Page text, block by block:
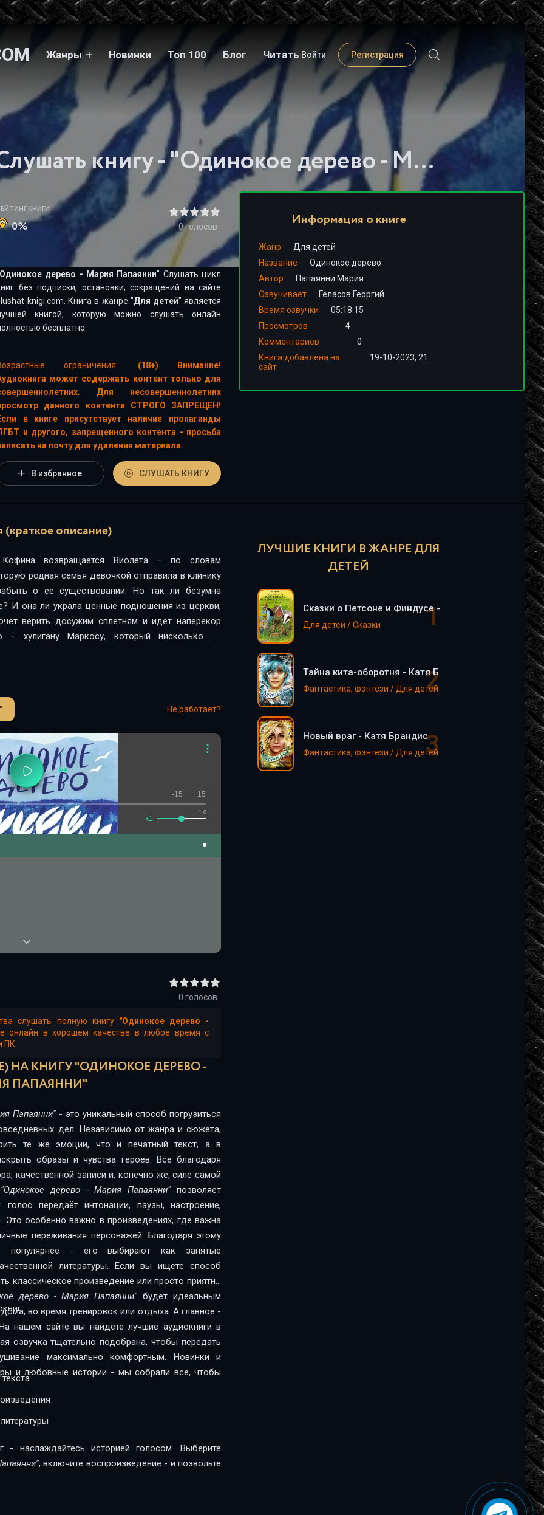
Жанры Новинки Топ 100 Блог Читать Войти Регистрация
Слушать книгу - "Одинокое дерево - Мария Папаянни"
КНИГИ
0% 0голосов
Одинокое дерево - Мария Папаянни" Слушать цикл
без подписки, остановки, сокращений на сайте
knigi.com. Книга в жанре "Для детей" является
книгой, которую можно слушать онлайн
бесплатно.
ограничения:
(18+) Внимание!
может содержать контент только для
Для несовершеннолетних
данного контента СТРОГО ЗАПРЕЩЕН!
в книге присутствует наличие пропаганды
и другого, запрещенного контента - просьба
на почту для удаления материала.
В избранное СЛУШАТЬ КНИГУ
Информация о книге
Жанр
Для детей
Название
Одинокое дерево
Автор
Папаянни Мария
Озвучивает
Геласов Георгий
Время озвучки
05:18:15
Просмотров
4
Комментариев
0
Книга добавлена на
сайт
описание)
возвращается Виолета – по словам
родная семья девочкой отправила в клинику
о ее существовании. Но так ли безумна
И она ли украла ценные подношения из церкви,
верить досужим сплетням и идет наперекор
хулигану Маркосу, который нисколько не
правда, и твердо намерен вывести ее на чистую
в известном и заметном московском театре;
театра «Мастерская Петра Фоменко» Ивана
загадкой…Мария Папаянни (род. в 1964 г.) –
детей и подростков. В 2020 году ее повесть
на международную литературную премию имени
Не работает?
1.0
x1
-15 +15
0 голосов
слушать полную книгу "Одинокое дерево -
онлайн в хорошем качестве в любое время с
ПК.
НА КНИГУ "ОДИНОКОЕ ДЕРЕВО -
ПАПАЯННИ"
Папаянни"- это уникальный способ погрузиться
дел. Независимо от жанра и сюжета,
те же эмоции, что и печатный текст, а в
образы и чувства героев. Всё благодаря
качественной записи и, конечно же, силе самой
"Одинокое дерево - Мария Папаянни" позволяет
передаёт интонации, паузы, настроение,
Это особенно важно в произведениях, где важна
переживания персонажей. Благодаря этому
популярнее - его выбирают как занятые
Если вы ищете способ
классическое произведение или просто приятно
дерево - Мария Папаянни" будет идеальным
во время тренировок или отдыха. А главное -
нашем сайте вы найдёте лучшие аудиокниги в
озвучка тщательно подобрана, чтобы передать
максимально комфортным. Новинки и
и любовные истории - мы собрали всё, чтобы
- наслаждайтесь историей голосом. Выберите
, включите воспроизведение - и позвольте
ЛУЧШИЕ КНИГИ В ЖАНРЕ ДЛЯ
ДЕТЕЙ
Сказки о Петсоне и Финдусе - Свен Нурдквист
Для детей / Сказки
Тайна кита-оборотня - Катя Брандис
Фантастика, фэнтези / Для детей
Новый враг - Катя Брандис
Фантастика, фэнтези / Для детей